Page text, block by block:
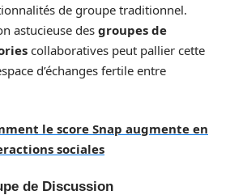
de groupe traditionnel.
astucieuse des groupes de
collaboratives peut pallier cette
d’échanges fertile entre
le score Snap augmente en
sociales
de Discussion